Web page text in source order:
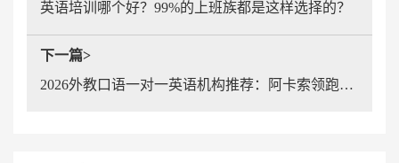
英语培训哪个好？99%的上班族都是这样选择的？
下一篇>
2026外教口语一对一英语机构推荐：阿卡索领跑行业